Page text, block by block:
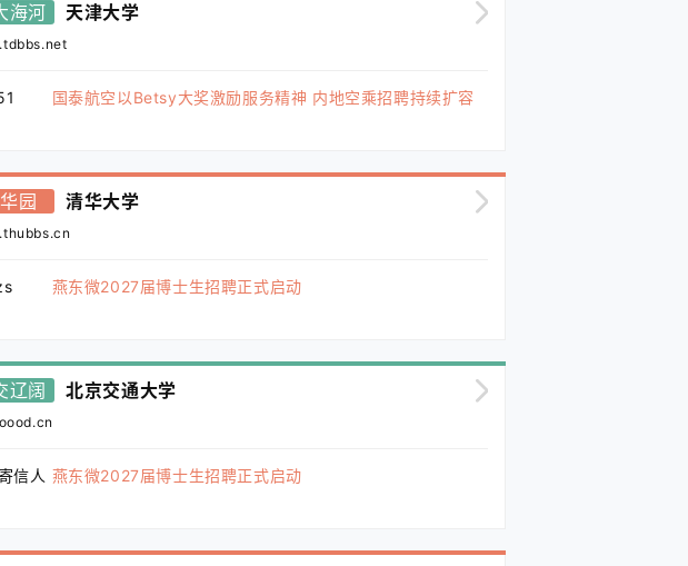
海河 天津大学
国泰航空以Betsy大奖激励服务精神 内地空乘招聘持续扩容
园 清华大学
燕东微2027届博士生招聘正式启动
辽阔 北京交通大学
信人 燕东微2027届博士生招聘正式启动